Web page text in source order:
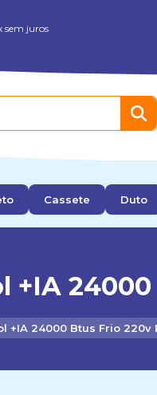
sem juros
Cassete Duto
+IA 24000 Btus Frio 220v